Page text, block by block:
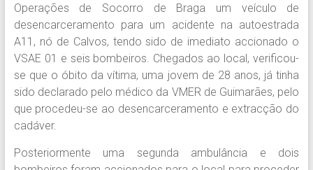
Operações de Socorro de Braga um veículo de
desencarceramento para um acidente na autoestrada
A11, nó de Calvos, tendo sido de imediato accionado o
VSAE 01 e seis bombeiros. Chegados ao local, verificou-
se que o óbito da vítima, uma jovem de 28 anos, já tinha
sido declarado pelo médico da VMER de Guimarães, pelo
que procedeu-se ao desencarceramento e extracção do
cadáver.
Posteriormente uma segunda ambulância e dois